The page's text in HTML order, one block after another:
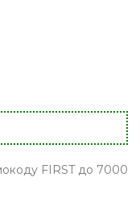
FIRST до 7000